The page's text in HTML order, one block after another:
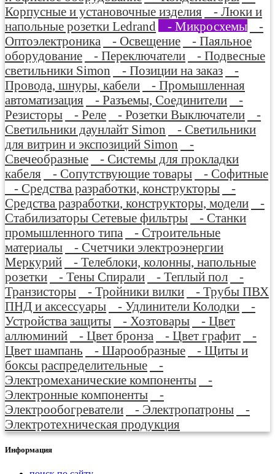
Корпусные и установочные изделия
- Люки и
напольные розетки Ledrand
- Микросхемы
-
Оптоэлектроника
- Освещение
- Паяльное
оборудование
- Переключатели
- Подвесные
светильники Simon
- Позиции на заказ
-
Провода, шнуры, кабели
- Промышленная
автоматизация
- Разъемы, Соединители
-
Резисторы
- Реле - Розетки Выключатели
-
Светильники даунлайт Simon
- Светильники
для витрин и экспозиций Simon
-
Свечеобразные
- Системы для прокладки
кабеля
- Сопутствующие товары
- Софитные
- Средства разработки, конструкторы
-
Средства разработки, конструкторы, модели
-
Стабилизаторы Сетевые фильтры
- Станки
промышленного типа
- Строительные
материалы
- Счетчики электроэнергии
Меркурий
- Телеблоки, колонны, напольные
розетки
- Тены Спирали - Теплый пол
-
Транзисторы
- Тройники вилки
- Трубы ПВХ
ПНД и аксессуары
- Удлинители Колодки
-
Устройства защиты
- Хозтовары
- Цвет
аллюминий
- Цвет бронза - Цвет графит
-
Цвет шампань
- Шарообразные
- Щиты и
боксы распределительные
-
Электромеханические компоненты
-
Электронные компоненты
-
Электрообогреватели
- Электропатроны
-
Электротехническая продукция
Информация